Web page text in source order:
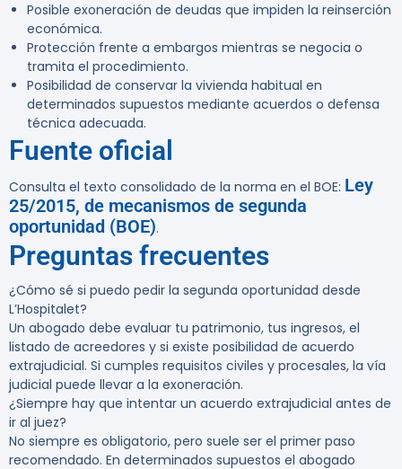
Posible exoneración de deudas que impiden la reinserción
económica.
Protección frente a embargos mientras se negocia o
tramita el procedimiento.
Posibilidad de conservar la vivienda habitual en
determinados supuestos mediante acuerdos o defensa
técnica adecuada.
Fuente oficial
Consulta el texto consolidado de la norma en el BOE: Ley
25/2015, de mecanismos de segunda
oportunidad (BOE).
Preguntas frecuentes
¿Cómo sé si puedo pedir la segunda oportunidad desde
L’Hospitalet?
Un abogado debe evaluar tu patrimonio, tus ingresos, el
listado de acreedores y si existe posibilidad de acuerdo
extrajudicial. Si cumples requisitos civiles y procesales, la vía
judicial puede llevar a la exoneración.
¿Siempre hay que intentar un acuerdo extrajudicial antes de
ir al juez?
No siempre es obligatorio, pero suele ser el primer paso
recomendado. En determinados supuestos el abogado